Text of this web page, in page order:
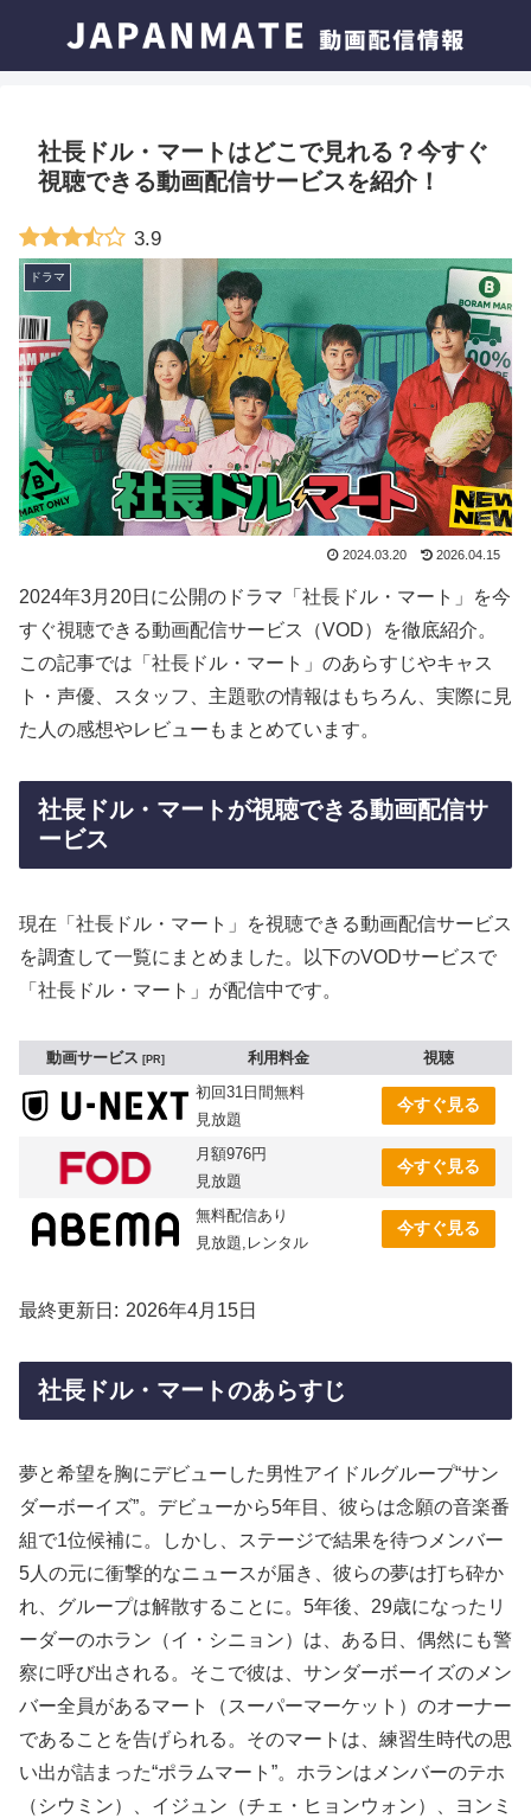
社長ドル・マートはどこで見れる？今すぐ
視聴できる動画配信サービスを紹介！
3.9
ドラマ
2024.03.20 2026.04.15
2024年3月20日に公開のドラマ「社長ドル・マート」を今
すぐ視聴できる動画配信サービス（VOD）を徹底紹介。
この記事では「社長ドル・マート」のあらすじやキャス
ト・声優、スタッフ、主題歌の情報はもちろん、実際に見
た人の感想やレビューもまとめています。
社長ドル・マートが視聴できる動画配信サ
ービス
現在「社長ドル・マート」を視聴できる動画配信サービス
を調査して一覧にまとめました。以下のVODサービスで
「社長ドル・マート」が配信中です。
動画サービス PR 利用料金
視聴
初回31日間無料
見放題
今すぐ見る
月額976円
見放題
今すぐ見る
無料配信あり
見放題,レンタル
今すぐ見る
最終更新日 2026年4月15日
社長ドル・マートのあらすじ
夢と希望を胸にデビューした男性アイドルグループ“サン
ダーボーイズ”。デビューから5年目、彼らは念願の音楽番
組で1位候補に。しかし、ステージで結果を待つメンバー
5人の元に衝撃的なニュースが届き、彼らの夢は打ち砕か
れ、グループは解散することに。5年後、29歳になったリ
ーダーのホラン（イ・シニョン）は、ある日、偶然にも警
察に呼び出される。そこで彼は、サンダーボーイズのメン
バー全員があるマート（スーパーマーケット）のオーナー
であることを告げられる。そのマートは、練習生時代の思
い出が詰まった“ポラムマート”。ホランはメンバーのテホ
（シウミン）、イジュン（チェ・ヒョンウォン）、ヨンミ